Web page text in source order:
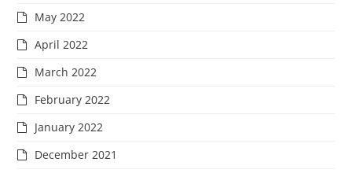
May 2022
April 2022
March 2022
February 2022
January 2022
December 2021